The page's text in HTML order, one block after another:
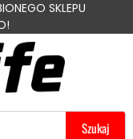
SKLEPU
Szukaj